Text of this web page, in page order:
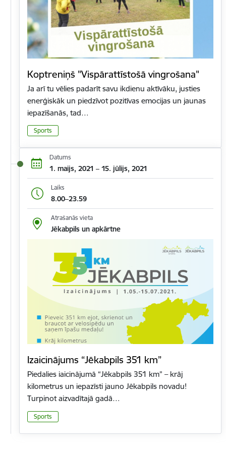
Koptreniņš "Vispārattīstošā vingrošana"
Ja arī tu vēlies padarīt savu ikdienu aktīvāku, justies
enerģiskāk un piedzīvot pozitīvas emocijas un jaunas
iepazīšanās, tad…
Sports
Datums
1. maijs, 2021 – 15. jūlijs, 2021
Laiks
8.00–23.59
Atrašanās vieta
Jēkabpils un apkārtne
Izaicinājums “Jēkabpils 351 km”
Piedalies iaicinājumā “Jēkabpils 351 km” – krāj
kilometrus un iepazīsti jauno Jēkabpils novadu!
Turpinot aizvadītajā gadā…
Sports